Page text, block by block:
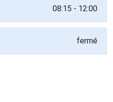
08:15 - 12:00
fermé